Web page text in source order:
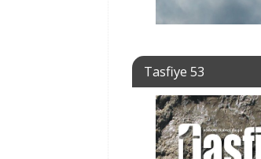
Tasfiye 53